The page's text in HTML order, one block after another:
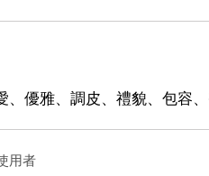
、優雅、調皮、禮貌、包容
用者